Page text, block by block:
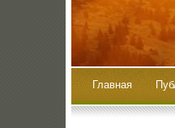
Главная